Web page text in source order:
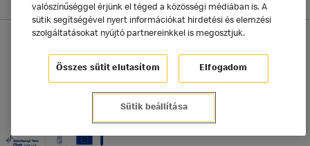
Adatkezelési tájékoztató
McDonald's Alkalmazás Sütik beállítása
©2025 McDonald's Magyarország
valószínűséggel érjünk el téged a közösségi médiában is. A
sütik segítségével nyert információkat hirdetési és elemzési
szolgáltatásokat nyújtó partnereinkkel is megosztjuk.
Összes sütit elutasítom Elfogadom
Sütik beállítása